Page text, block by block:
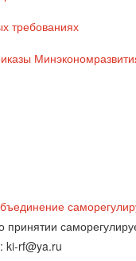
требованиях
ki-rf@ya.ru